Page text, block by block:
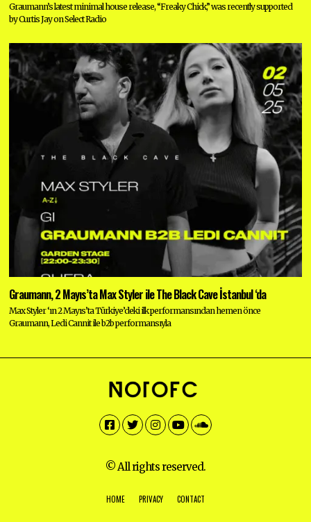
Graumann’s latest minimal house release, “Freaky Chick,” was recently supported
by Curtis Jay on Select Radio
Graumann, 2 Mayıs’ta Max Styler ile The Black Cave İstanbul ‘da
Max Styler ‘ın 2 Mayıs’ta Türkiye’deki ilk performansından hemen önce
Graumann, Ledi Cannit ile b2b performansıyla
Facebook
TwitterInstagram
YouTubeSoundCloud
© All rights reserved.
HOME PRIVACY CONTACT